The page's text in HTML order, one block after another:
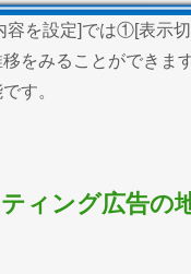
容を設定]では①[表示
をみることができま
す。
ィング広告の